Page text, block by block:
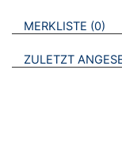
VERWEISE AUF
MERKLISTE 0
ZULETZT